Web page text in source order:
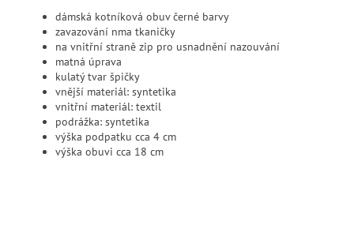
dámská kotníková obuv černé barvy
zavazování nma tkaničky
na vnitřní straně zip pro usnadnění nazouvání
matná úprava
kulatý tvar špičky
vnější materiál: syntetika
vnitřní materiál: textil
podrážka: syntetika
výška podpatku cca 4 cm
výška obuvi cca 18 cm